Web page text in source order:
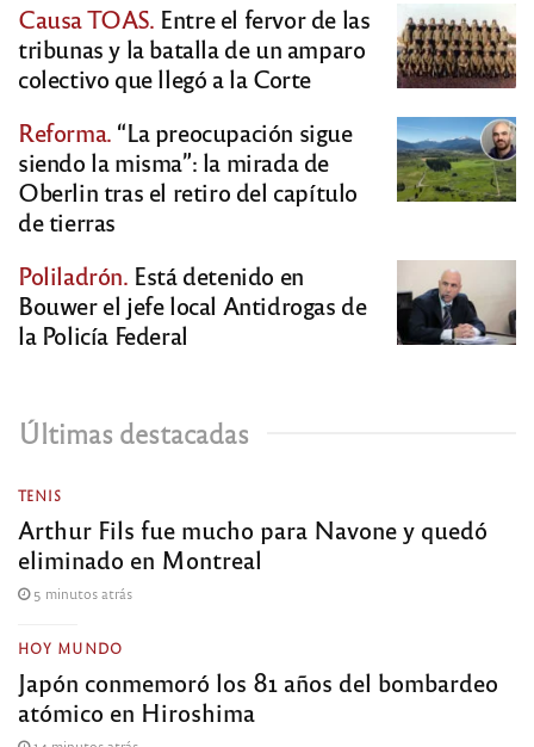
Causa TOAS. Entre el fervor de las
tribunas y la batalla de un amparo
colectivo que llegó a la Corte
Reforma. “La preocupación sigue
siendo la misma”: la mirada de
Oberlin tras el retiro del capítulo
de tierras
Poliladrón. Está detenido en
Bouwer el jefe local Antidrogas de
la Policía Federal
Últimas destacadas
TENIS
Arthur Fils fue mucho para Navone y quedó
eliminado en Montreal
5 minutos atrás
HOY MUNDO
Japón conmemoró los 81 años del bombardeo
atómico en Hiroshima